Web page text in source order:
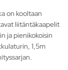
on kooltaan
liitäntäkaapelit
ja pienikokoisin
1,5m